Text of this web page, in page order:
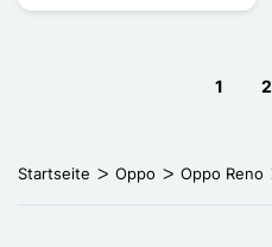
1 2
Startseite Oppo Oppo Reno